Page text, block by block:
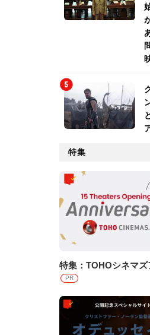
特集
特集：TOHOシネマ
PR